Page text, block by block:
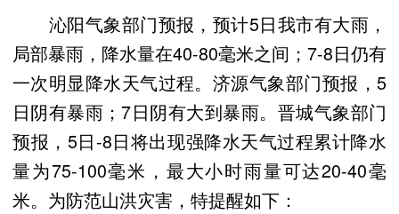
沁阳气象部门预报，预计5日我市有大雨，
局部暴雨，降水量在40-80毫米之间；7-8日仍有
一次明显降水天气过程。济源气象部门预报，5
日阴有暴雨；7日阴有大到暴雨。晋城气象部门
预报，5日-8日将出现强降水天气过程累计降水
量为75-100毫米，最大小时雨量可达20-40毫
米。为防范山洪灾害，特提醒如下：